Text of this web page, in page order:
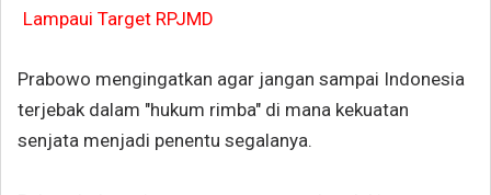
Lampaui Target RPJMD
Prabowo mengingatkan agar jangan sampai Indonesia
terjebak dalam "hukum rimba" di mana kekuatan
senjata menjadi penentu segalanya.